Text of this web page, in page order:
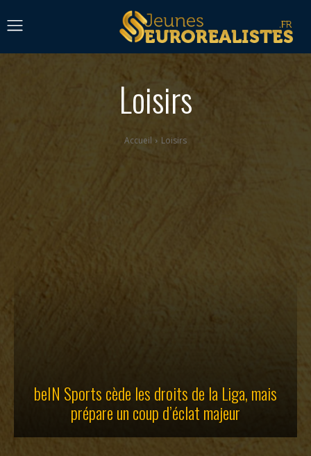
Loisirs
Accueil Loisirs
beIN Sports cède les droits de la Liga, mais
prépare un coup d’éclat majeur